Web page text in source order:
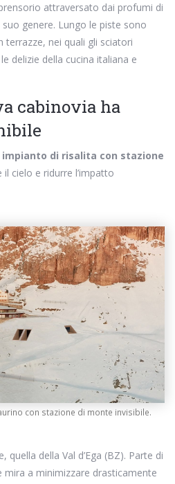
attraversato dai profumi di
suo genere. Lungo le piste sono
terrazze, nei quali gli sciatori
delizie della cucina italiana e
cabinovia ha
impianto di risalita con stazione
il cielo e ridurre l’impatto
con stazione di monte invisibile.
quella della Val d’Ega (BZ). Parte di
mira a minimizzare drasticamente